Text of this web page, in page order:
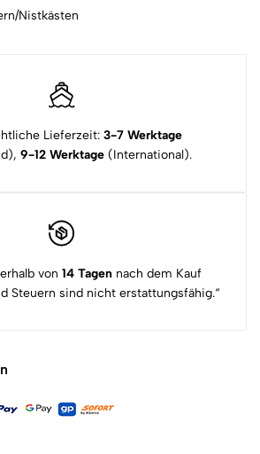
Nistkästen
Lieferzeit: 3-7 Werktage
9-12 Werktage (International).
von 14 Tagennach dem Kauf
Steuern sind nicht erstattungsfähig.“